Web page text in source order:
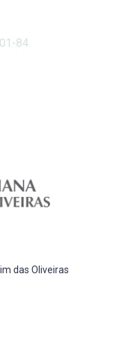
84
das Oliveiras